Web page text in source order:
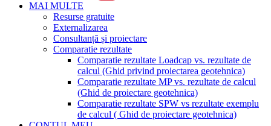
MAI MULTE
Resurse gratuite
Externalizarea
Consultanță și proiectare
Comparatie rezultate
Comparatie rezultate Loadcap vs. rezultate de
calcul (Ghid privind proiectarea geotehnica)
Comparatie rezultate MP vs. rezultate de calcul
(Ghid de proiectare geotehnica)
Comparatie rezultate SPW vs rezultate exemplu
de calcul ( Ghid de proiectare geotehnica)